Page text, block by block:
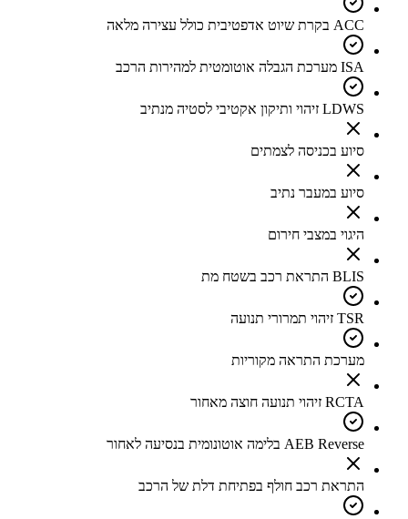
ACC בקרת שיוט אדפטיבית כולל עצירה מלאה
ISA מערכת הגבלה אוטומטית למהירות הרכב
LDWS זיהוי ותיקון אקטיבי לסטיה מנתיב
סיוע בכניסה לצמתים
סיוע במעבר נתיב
היגוי במצבי חירום
BLIS התראת רכב בשטח מת
TSR זיהוי תמרורי תנועה
מערכת התראה מקוריות
RCTA זיהוי תנועה חוצה מאחור
AEB Reverse בלימה אוטונומית בנסיעה לאחור
התראת רכב חולף בפתיחת דלת של הרכב